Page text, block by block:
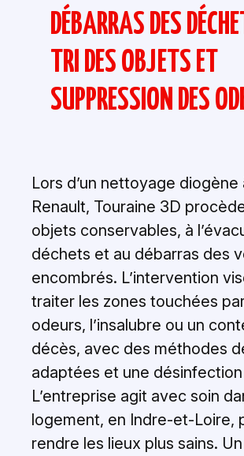
DÉBARRAS DES
TRI DES OBJETS ET
SUPPRESSION DES
Lors d’un nettoyage diogène
Renault, Touraine 3D
objets conservables, à
déchets et au débarras des
encombrés. L’intervention
traiter les zones touchées
odeurs, l’insalubre ou un
décès, avec des méthodes
adaptées et une
L’entreprise agit avec soin
logement, en Indre-et-Loire,
rendre les lieux plus sains.